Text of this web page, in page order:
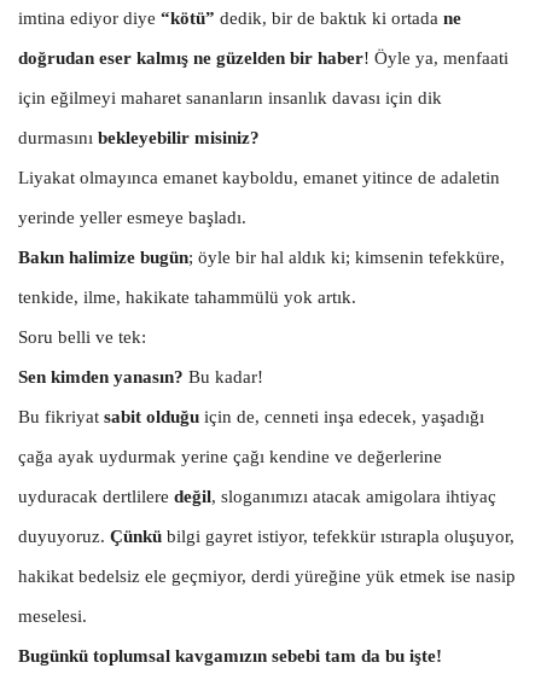
imtina ediyor diye “kötü” dedik, bir de baktık ki ortada ne
doğrudan eser kalmış ne güzelden bir haber! Öyle ya, menfaati
için eğilmeyi maharet sananların insanlık davası için dik
durmasını bekleyebilir misiniz?
Liyakat olmayınca emanet kayboldu, emanet yitince de adaletin
yerinde yeller esmeye başladı.
Bakın halimize bugün; öyle bir hal aldık ki; kimsenin tefekküre,
tenkide, ilme, hakikate tahammülü yok artık.
Soru belli ve tek:
Sen kimden yanasın? Bu kadar!
Bu fikriyat sabit olduğu için de, cenneti inşa edecek, yaşadığı
çağa ayak uydurmak yerine çağı kendine ve değerlerine
uyduracak dertlilere değil, sloganımızı atacak amigolara ihtiyaç
duyuyoruz. Çünkü bilgi gayret istiyor, tefekkür ıstırapla oluşuyor,
hakikat bedelsiz ele geçmiyor, derdi yüreğine yük etmek ise nasip
meselesi.
Bugünkü toplumsal kavgamızın sebebi tam da bu işte!